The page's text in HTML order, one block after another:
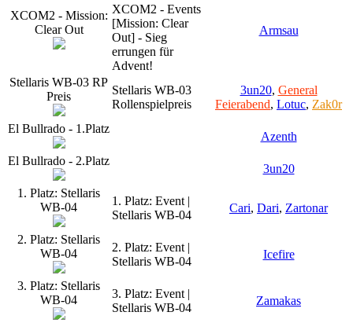
XCOM2 - Mission:
Clear Out
XCOM2 - Events
[Mission: Clear
Out] - Sieg
errungen für
Advent!
Armsau
Stellaris WB-03 RP
Preis
Stellaris WB-03
Rollenspielpreis
3un20, General
Feierabend, Lotuc, Zak0r
El Bullrado - 1.Platz
Azenth
El Bullrado - 2.Platz
3un20
1. Platz: Stellaris
WB-04
1. Platz: Event |
Stellaris WB-04
Cari, Dari, Zartonar
2. Platz: Stellaris
WB-04
2. Platz: Event |
Stellaris WB-04
Icefire
3. Platz: Stellaris
WB-04
3. Platz: Event |
Stellaris WB-04
Zamakas